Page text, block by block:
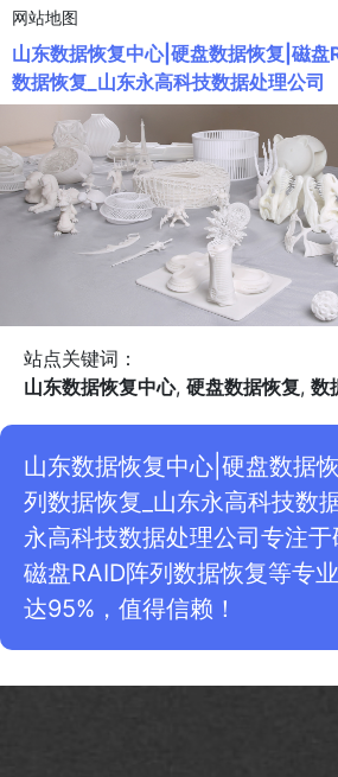
网站地图
山东数据恢复中心|硬盘数据恢复|磁盘
数据恢复_山东永高科技数据处理公司
站点关键词：
山东数据恢复中心, 硬盘数据恢复, 数
山东数据恢复中心|硬盘数据
列数据恢复_山东永高科技数
永高科技数据处理公司专注于
磁盘RAID阵列数据恢复等专
达95%，值得信赖！